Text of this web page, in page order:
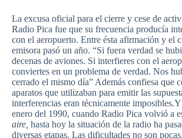
La excusa oficial para el cierre y cese de
Radio Pica fue que su frecuencia producía
con el aeropuerto. Entre ésta afirmación y el
emisora pasó un año. “Si fuera verdad se
decenas de aviones. Si interfieres con el
conviertes en un problema de verdad. Nos
cerrado el mismo día” Además confiesa que
aparatos que utilizaban para emitir las
interferencias eran técnicamente imposibles.Y
enero del 1990, cuando Radio Pica volvió a
aire, hasta hoy la situación de la radio ha
diversas etapas. Las dificultades no son pocas.